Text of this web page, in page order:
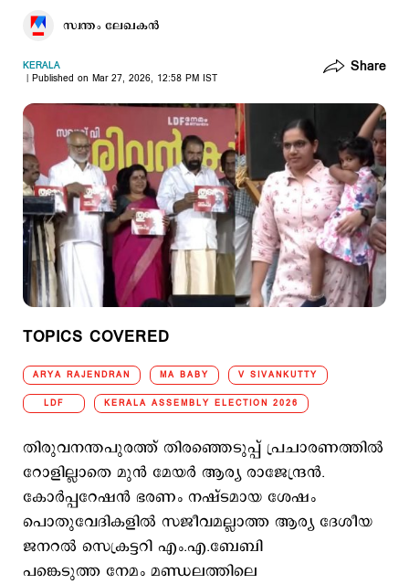
സ്വന്തം ലേഖകൻ
KERALA
Published on Mar 27, 2026, 12:58 PM IST
Share
TOPICS COVERED
ARYA RAJENDRAN MA BABY V SIVANKUTTY
LDF KERALA ASSEMBLY ELECTION 2026
തിരുവനന്തപുരത്ത് തിരഞ്ഞെടുപ്പ് പ്രചാരണത്തില്‍
റോളില്ലാതെ മുന്‍ മേയര്‍ ആര്യ രാജേന്ദ്രന്‍.
കോര്‍പ്പറേഷന്‍ ഭരണം നഷ്ടമായ ശേഷം
പൊതുവേദികളില്‍ സജീവമല്ലാത്ത ആര്യ ദേശീയ
ജനറല്‍ സെക്രട്ടറി എം.എ.ബേബി
പങ്കെടുത്ത നേമം മണ്ഡലത്തിലെ